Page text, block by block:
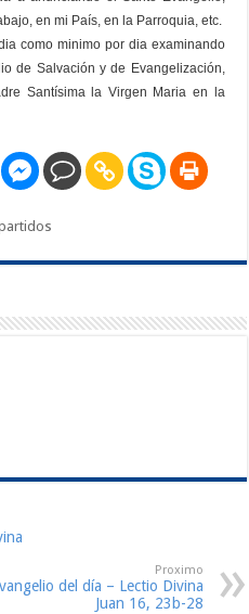
en mi País, en la Parroquia, etc.
como minimo por dia examinando
de Salvación y de Evangelización,
Santísima la Virgen Maria en la
Proximo
del día – Lectio Divina
Juan 16, 23b-28